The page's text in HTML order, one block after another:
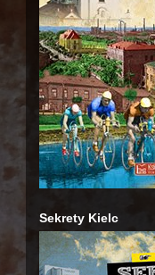
Sekrety Kielc